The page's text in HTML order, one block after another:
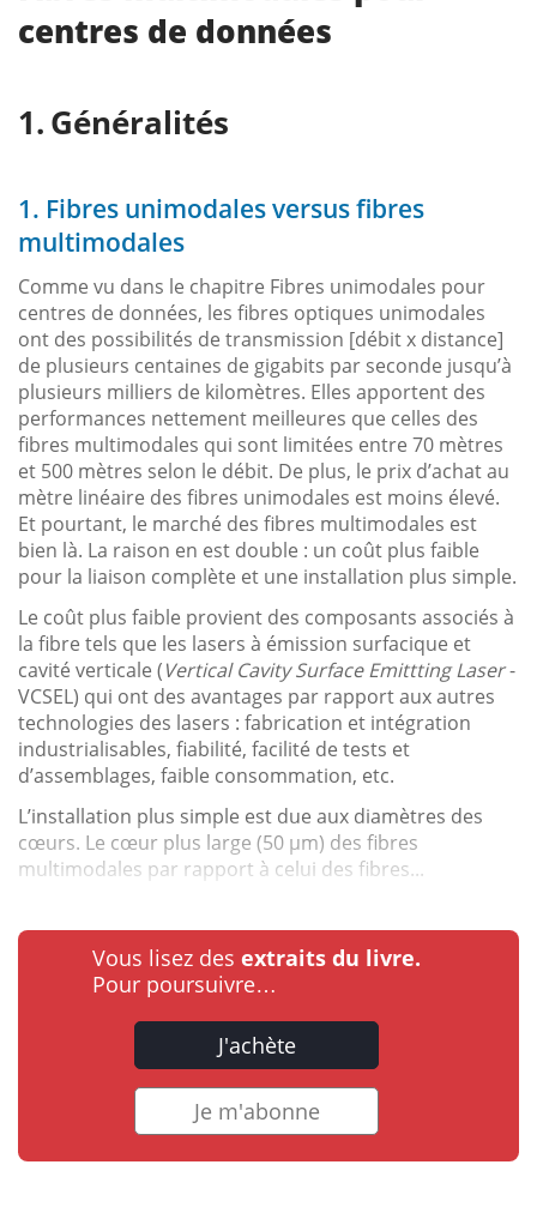
centres de données
Généralités
1. Fibres unimodales versus fibres
multimodales
Comme vu dans le chapitre Fibres unimodales pour
centres de données, les fibres optiques unimodales
ont des possibilités de transmission [débit x distance]
de plusieurs centaines de gigabits par seconde jusqu’à
plusieurs milliers de kilomètres. Elles apportent des
performances nettement meilleures que celles des
fibres multimodales qui sont limitées entre 70 mètres
et 500 mètres selon le débit. De plus, le prix d’achat au
mètre linéaire des fibres unimodales est moins élevé.
Et pourtant, le marché des fibres multimodales est
bien là. La raison en est double : un coût plus faible
pour la liaison complète et une installation plus simple.
Le coût plus faible provient des composants associés à
la fibre tels que les lasers à émission surfacique et
cavité verticale (Vertical Cavity Surface Emittting Laser-
VCSEL) qui ont des avantages par rapport aux autres
technologies des lasers : fabrication et intégration
industrialisables, fiabilité, facilité de tests et
d’assemblages, faible consommation, etc.
L’installation plus simple est due aux diamètres des
cœurs. Le cœur plus large (50 µm) des fibres
multimodales par rapport à celui des fibres...
Vous lisez des extraits du livre.
Pour poursuivre…
J'achète
Je m'abonne